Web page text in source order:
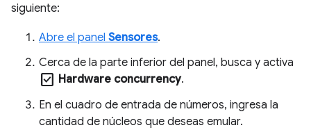
siguiente:
Abre el panel Sensores.
Cerca de la parte inferior del panel, busca y activa
check_box Hardware concurrency.
En el cuadro de entrada de números, ingresa la
cantidad de núcleos que deseas emular.